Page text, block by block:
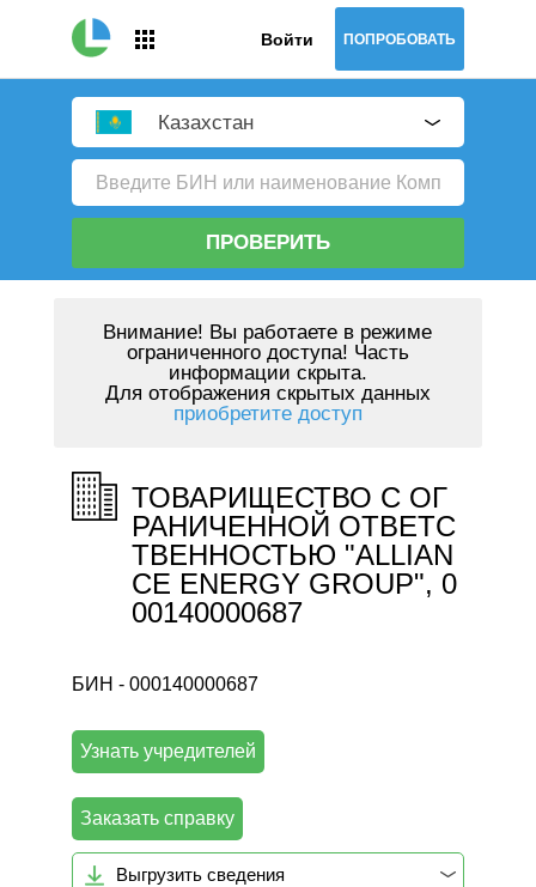
Войти ПОПРОБОВАТЬ
Казахстан
ПРОВЕРИТЬ
Внимание! Вы работаете в режиме
ограниченного доступа! Часть
информации скрыта.
Для отображения скрытых данных
приобретите доступ
ТОВАРИЩЕСТВО С ОГ
РАНИЧЕННОЙ ОТВЕТС
ТВЕННОСТЬЮ "ALLIAN
CE ENERGY GROUP", 0
00140000687
БИН - 000140000687
Узнать учредителей
Заказать справку
Выгрузить сведения